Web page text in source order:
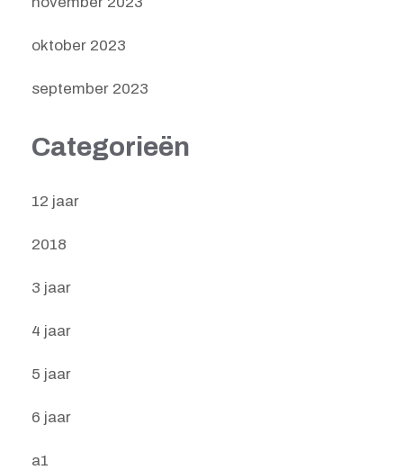
oktober 2023
september 2023
Categorieën
12 jaar
2018
3 jaar
4 jaar
5 jaar
6 jaar
a1